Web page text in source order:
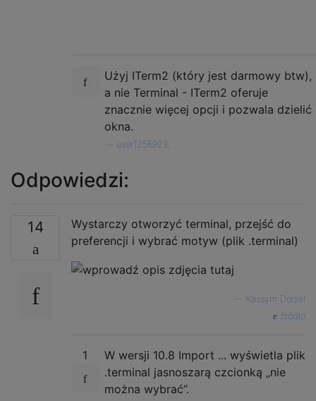
Użyj ITerm2 (który jest darmowy btw),
a nie Terminal - ITerm2 oferuje
znacznie więcej opcji i pozwala dzielić
okna.
user1256923,
Odpowiedzi:
14
Wystarczy otworzyć terminal, przejść do
preferencji i wybrać motyw (plik .terminal)
Kassym Dorsel
źródło
1
W wersji 10.8 Import ... wyświetla plik
.terminal jasnoszarą czcionką „nie
można wybrać”.